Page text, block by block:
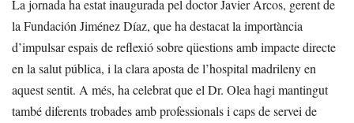
La jornada ha estat inaugurada pel doctor Javier Arcos, gerent de
la Fundación Jiménez Díaz, que ha destacat la importància
d’impulsar espais de reflexió sobre qüestions amb impacte directe
en la salut pública, i la clara aposta de l’hospital madrileny en
aquest sentit. A més, ha celebrat que el Dr. Olea hagi mantingut
també diferents trobades amb professionals i caps de servei de